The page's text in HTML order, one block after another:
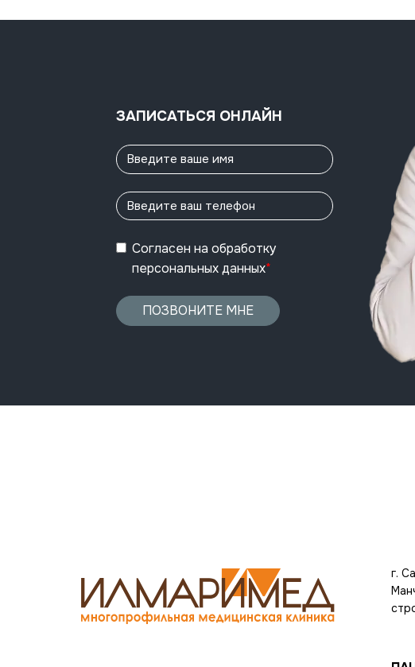
ЗАПИСАТЬСЯ ОНЛАЙН
Согласен на обработку
персональных данных*
ПОЗВОНИТЕ МНЕ
г.